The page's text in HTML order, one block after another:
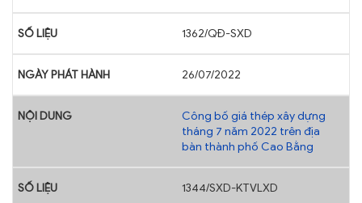
1362/QĐ-SXD
26/07/2022
Công bố giá thép xây dựng
tháng 7 năm 2022 trên địa
bàn thành phố Cao Bằng
1344/SXD-KTVLXD